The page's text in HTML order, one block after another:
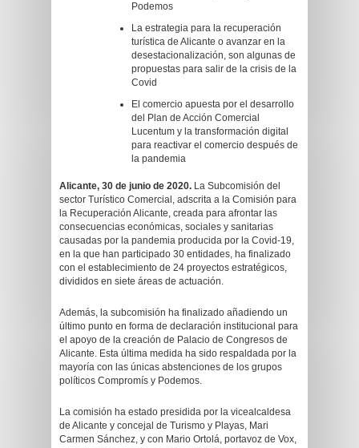
Podemos
La estrategia para la recuperación
turística de Alicante o avanzar en la
desestacionalización, son algunas de
propuestas para salir de la crisis de la
Covid
El comercio apuesta por el desarrollo
del Plan de Acción Comercial
Lucentum y la transformación digital
para reactivar el comercio después de
la pandemia
Alicante, 30 de junio de 2020. La Subcomisión del
sector Turístico Comercial, adscrita a la Comisión para
la Recuperación Alicante, creada para afrontar las
consecuencias económicas, sociales y sanitarias
causadas por la pandemia producida por la Covid-19,
en la que han participado 30 entidades, ha finalizado
con el establecimiento de 24 proyectos estratégicos,
divididos en siete áreas de actuación.
Además, la subcomisión ha finalizado añadiendo un
último punto en forma de declaración institucional para
el apoyo de la creación de Palacio de Congresos de
Alicante. Esta última medida ha sido respaldada por la
mayoría con las únicas abstenciones de los grupos
políticos Compromís y Podemos.
La comisión ha estado presidida por la vicealcaldesa
de Alicante y concejal de Turismo y Playas, Mari
Carmen Sánchez, y con Mario Ortolá, portavoz de Vox,